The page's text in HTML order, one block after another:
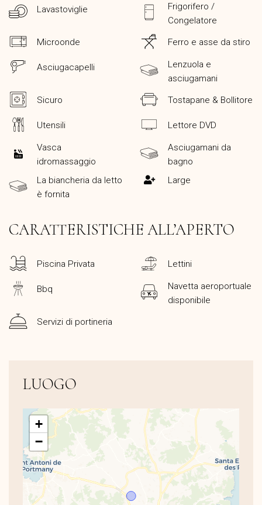
Lavastoviglie
Frigorifero /
Congelatore
Microonde Ferro e asse da stiro
Asciugacapelli
Lenzuola e
asciugamani
Sicuro Tostapane & Bollitore
Utensili Lettore DVD
Vasca
idromassaggio
Asciugamani da
bagno
La biancheria da letto
è fornita
Large
CARATTERISTICHE ALL’APERTO
Piscina Privata Lettini
Bbq
Navetta aeroportuale
disponibile
Servizi di portineria
LUOGO
+
−